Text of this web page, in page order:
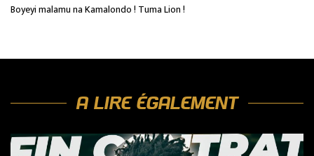
Boyeyi malamu na Kamalondo ! Tuma Lion !
A LIRE ÉGALEMENT